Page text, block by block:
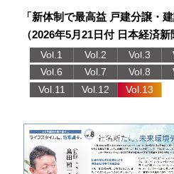
「新体制で最高益 戸建分譲・
（2026年5月21日付 日本経済新
Vol.1 Vol.2 Vol.3
Vol.6
Vol.7 Vol.8
Vol.11
Vol.12 Vol.13